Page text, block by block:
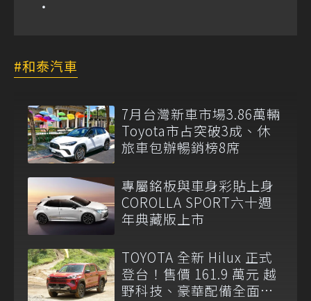
和泰汽車
7月台灣新車市場3.86萬輛
Toyota市占突破3成、休
旅車包辦暢銷榜8席
專屬銘板與車身彩貼上身
COROLLA SPORT六十週
年典藏版上市
TOYOTA 全新 Hilux 正式
登台！售價 161.9 萬元 越
野科技、豪華配備全面升